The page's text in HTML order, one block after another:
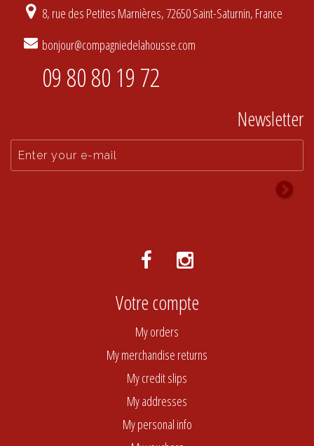
8, rue des Petites Marnières, 72650 Saint-Saturnin, France
bonjour@compagniedelahousse.com
09 80 80 19 72
Newsletter
Votre compte
My orders
My merchandise returns
My credit slips
My addresses
My personal info